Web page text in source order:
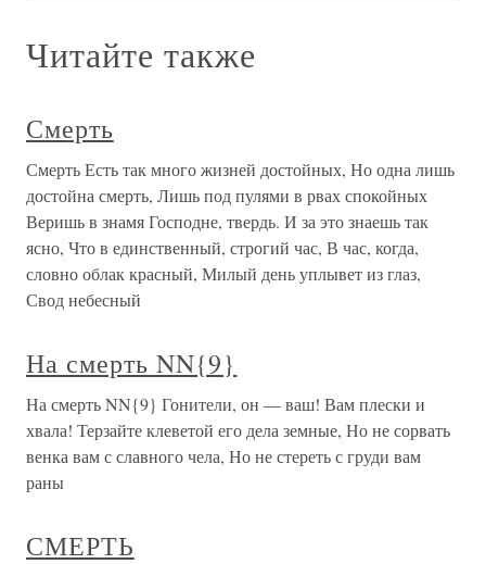
Читайте также
Смерть
Смерть Есть так много жизней достойных, Но одна лишь
достойна смерть, Лишь под пулями в рвах спокойных
Веришь в знамя Господне, твердь. И за это знаешь так
ясно, Что в единственный, строгий час, В час, когда,
словно облак красный, Милый день уплывет из глаз,
Свод небесный
На смерть NN{9}
На смерть NN{9} Гонители, он — ваш! Вам плески и
хвала! Терзайте клеветой его дела земные, Но не сорвать
венка вам с славного чела, Но не стереть с груди вам
раны
СМЕРТЬ